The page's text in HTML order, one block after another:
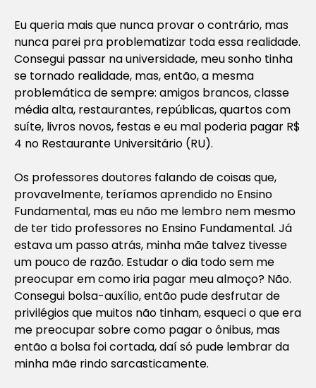
Eu queria mais que nunca provar o contrário, mas
nunca parei pra problematizar toda essa realidade.
Consegui passar na universidade, meu sonho tinha
se tornado realidade, mas, então, a mesma
problemática de sempre: amigos brancos, classe
média alta, restaurantes, repúblicas, quartos com
suíte, livros novos, festas e eu mal poderia pagar R$
4 no Restaurante Universitário (RU).
Os professores doutores falando de coisas que,
provavelmente, teríamos aprendido no Ensino
Fundamental, mas eu não me lembro nem mesmo
de ter tido professores no Ensino Fundamental. Já
estava um passo atrás, minha mãe talvez tivesse
um pouco de razão. Estudar o dia todo sem me
preocupar em como iria pagar meu almoço? Não.
Consegui bolsa-auxílio, então pude desfrutar de
privilégios que muitos não tinham, esqueci o que era
me preocupar sobre como pagar o ônibus, mas
então a bolsa foi cortada, daí só pude lembrar da
minha mãe rindo sarcasticamente.